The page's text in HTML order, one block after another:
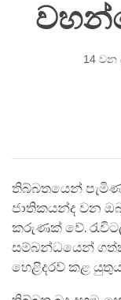
14 වන
තිබ්බතයෙන්
ජාතිකයන්ද වන
කරුණක් වේ.
සම්බන්ධයෙන්
හෙළිදරව් කළ